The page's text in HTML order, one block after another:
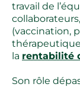
travail de
(vaccination,
la rentabilité
Son rôle